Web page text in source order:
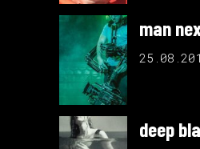
man
deep